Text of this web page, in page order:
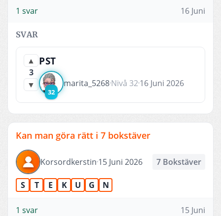
1 svar 16 Juni
SVAR
▲
3
▼
PST
32
marita_5268Nivå 3216 Juni 2026
Kan man göra rätt i 7 bokstäver
Korsordkerstin 15 Juni 2026 7 Bokstäver
S T E K U G N
1 svar 15 Juni